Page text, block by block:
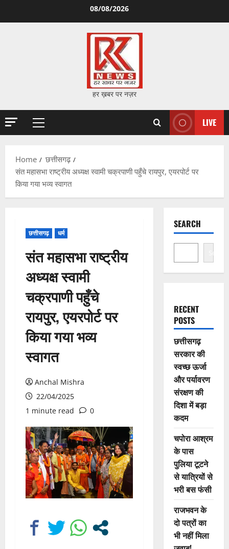
08/08/2026
हर ख़बर पर नज़र
Primary
LIVE
Home
छत्तीसगढ़
संत महासभा राष्ट्रीय अध्यक्ष स्वामी चक्रपाणी पहुँचे रायपुर, एयरपोर्ट पर
किया गया भव्य स्वागत
छत्तीसगढ़ धर्म
संत महासभा राष्ट्रीय
अध्यक्ष स्वामी
चक्रपाणी पहुँचे
रायपुर, एयरपोर्ट पर
किया गया भव्य
स्वागत
Anchal Mishra
22/04/2025
1 minute read
0
SEARCH
Search
RECENT
POSTS
छत्तीसगढ़
सरकार की
स्वच्छ ऊर्जा
और पर्यावरण
संरक्षण की
दिशा में बड़ा
कदम
चपोरा आश्रम
के पास
पुलिया टूटने
से यात्रियों से
भरी बस फंसी
राजभवन के
दो पत्रों का
भी नहीं मिला